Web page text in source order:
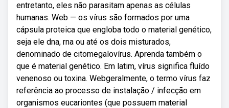
entretanto, eles não parasitam apenas as células
humanas. Web — os vírus são formados por uma
cápsula proteica que engloba todo o material genético,
seja ele dna, rna ou até os dois misturados,
denominado de citomegalovírus. Aprenda também o
que é material genético. Em latim, vírus significa fluído
venenoso ou toxina. Webgeralmente, o termo vírus faz
referência ao processo de instalação / infecção em
organismos eucariontes (que possuem material